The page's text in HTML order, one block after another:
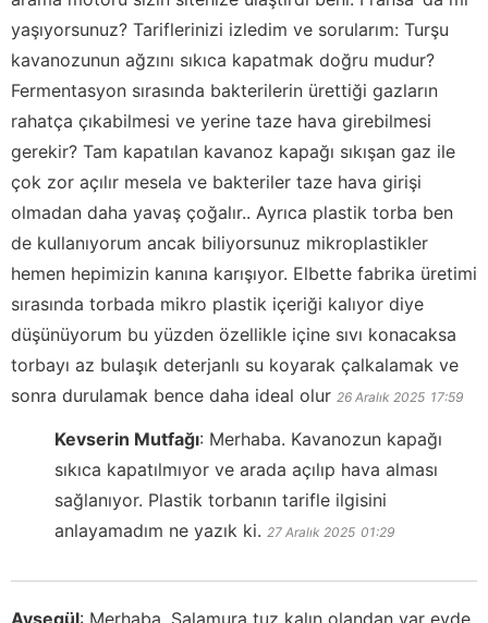
yaşıyorsunuz? Tariflerinizi izledim ve sorularım: Turşu
kavanozunun ağzını sıkıca kapatmak doğru mudur?
Fermentasyon sırasında bakterilerin ürettiği gazların
rahatça çıkabilmesi ve yerine taze hava girebilmesi
gerekir? Tam kapatılan kavanoz kapağı sıkışan gaz ile
çok zor açılır mesela ve bakteriler taze hava girişi
olmadan daha yavaş çoğalır.. Ayrıca plastik torba ben
de kullanıyorum ancak biliyorsunuz mikroplastikler
hemen hepimizin kanına karışıyor. Elbette fabrika üretimi
sırasında torbada mikro plastik içeriği kalıyor diye
düşünüyorum bu yüzden özellikle içine sıvı konacaksa
torbayı az bulaşık deterjanlı su koyarak çalkalamak ve
sonra durulamak bence daha ideal olur 26 Aralık 2025 17:59
Kevserin Mutfağı: Merhaba. Kavanozun kapağı
sıkıca kapatılmıyor ve arada açılıp hava alması
sağlanıyor. Plastik torbanın tarifle ilgisini
anlayamadım ne yazık ki. 27 Aralık 2025 01:29
Ayşegül: Merhaba, Salamura tuz kalın olandan var evde.